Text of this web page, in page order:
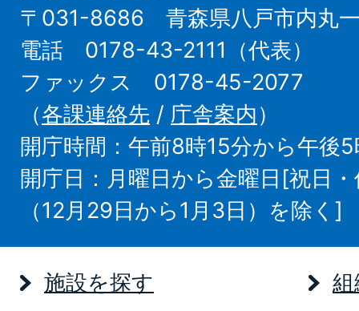
〒031-8686 青森県八戸市内丸一
電話 0178-43-2111（代表）
ファックス 0178-45-2077
（各課連絡先 / 庁舎案内）
開庁時間：午前8時15分から午後
開庁日：月曜日から金曜日[祝日
（12月29日から1月3日）を除く]
施設を探す